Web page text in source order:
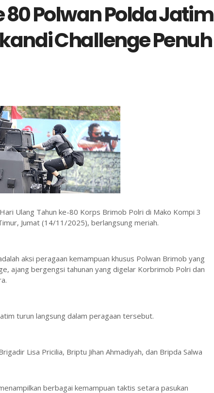
80 Polwan Polda Jatim
Challenge Penuh
Ulang Tahun ke-80 Korps Brimob Polri di Mako Kompi 3
Jumat (14/11/2025), berlangsung meriah.
aksi peragaan kemampuan khusus Polwan Brimob yang
ajang bergengsi tahunan yang digelar Korbrimob Polri dan
turun langsung dalam peragaan tersebut.
Lisa Pricilia, Briptu Jihan Ahmadiyah, dan Bripda Salwa
berbagai kemampuan taktis setara pasukan